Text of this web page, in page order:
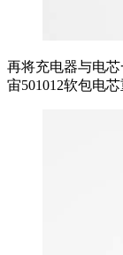
再将充电器与电
宙501012软包电芯